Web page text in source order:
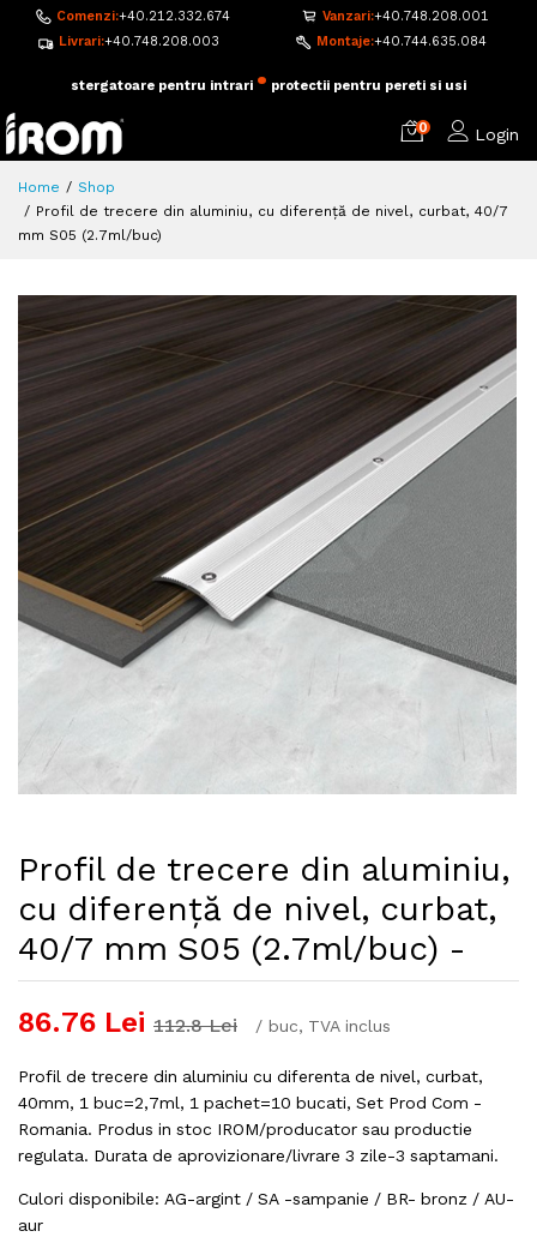
Comenzi:+40.212.332.674 Vanzari:+40.748.208.001
Livrari:+40.748.208.003 Montaje:+40.744.635.084
adezivi si accesorii pentru montaj•pardoseala flotanta
0 Login
Home
Shop
Profil de trecere din aluminiu, cu diferență de nivel, curbat, 40/7
mm S05 (2.7ml/buc)
Profil de trecere din aluminiu,
cu diferență de nivel, curbat,
40/7 mm S05 (2.7ml/buc) -
86.76 Lei 112.8 Lei / buc, TVA inclus
Profil de trecere din aluminiu cu diferenta de nivel, curbat,
40mm, 1 buc=2,7ml, 1 pachet=10 bucati, Set Prod Com -
Romania. Produs in stoc IROM/producator sau productie
regulata. Durata de aprovizionare/livrare 3 zile-3 saptamani.
Culori disponibile: AG-argint / SA -sampanie / BR- bronz / AU-
aur